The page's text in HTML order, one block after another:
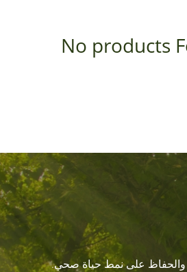
No products
والحفاظ على نمط حياة صحي.